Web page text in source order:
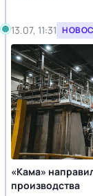
13.07, 11:31
«Кама»
производства